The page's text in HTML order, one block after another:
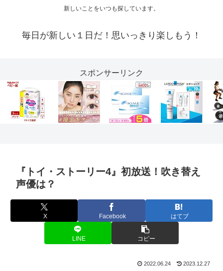
新しいことをいつも探しています。
毎日が新しい１日だ！思いっきり楽しもう！
スポンサーリンク
『トイ・ストーリー4』初放送！吹き替え
声優は？
X Facebook はてブ
LINE コピー
2022.06.24 2023.12.27